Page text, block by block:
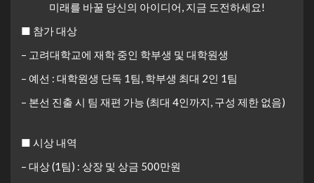
미래를 바꿀 당신의 아이디어, 지금 도전하세요!
■ 참가 대상
– 고려대학교에 재학 중인 학부생 및 대학원생
– 예선 : 대학원생 단독 1팀, 학부생 최대 2인 1팀
– 본선 진출 시 팀 재편 가능 (최대 4인까지, 구성 제한 없음)
■ 시상 내역
– 대상 (1팀) : 상장 및 상금 500만원